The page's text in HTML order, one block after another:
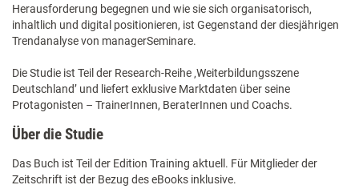
Herausforderung begegnen und wie sie sich organisatorisch,
inhaltlich und digital positionieren, ist Gegenstand der diesjährigen
Trendanalyse von managerSeminare.
Die Studie ist Teil der Research-Reihe ‚Weiterbildungsszene
Deutschland’ und liefert exklusive Marktdaten über seine
Protagonisten – TrainerInnen, BeraterInnen und Coachs.
Über die Studie
Das Buch ist Teil der Edition Training aktuell. Für Mitglieder der
Zeitschrift ist der Bezug des eBooks inklusive.